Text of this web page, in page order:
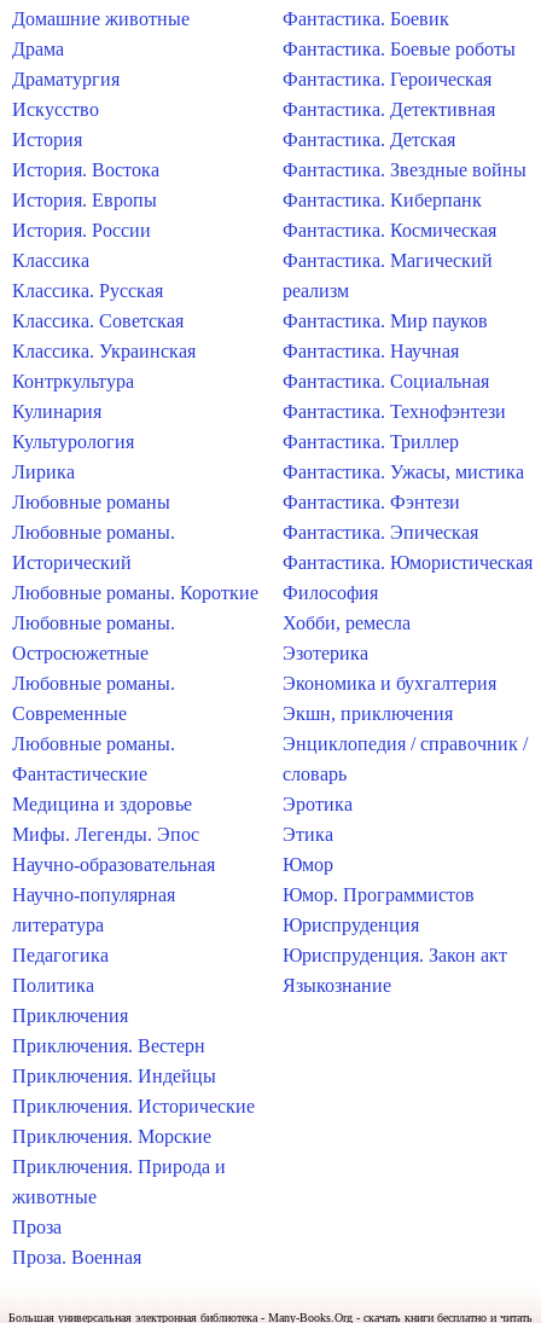
Домашние животные
Драма
Драматургия
Искусство
История
История. Востока
История. Европы
История. России
Классика
Классика. Русская
Классика. Советская
Классика. Украинская
Контркультура
Кулинария
Культурология
Лирика
Любовные романы
Любовные романы.
Исторический
Любовные романы. Короткие
Любовные романы.
Остросюжетные
Любовные романы.
Современные
Любовные романы.
Фантастические
Медицина и здоровье
Мифы. Легенды. Эпос
Научно-образовательная
Научно-популярная
литература
Педагогика
Политика
Приключения
Приключения. Вестерн
Приключения. Индейцы
Приключения. Исторические
Приключения. Морские
Приключения. Природа и
животные
Проза
Проза. Военная
Фантастика. Боевик
Фантастика. Боевые роботы
Фантастика. Героическая
Фантастика. Детективная
Фантастика. Детская
Фантастика. Звездные войны
Фантастика. Киберпанк
Фантастика. Космическая
Фантастика. Магический
реализм
Фантастика. Мир пауков
Фантастика. Научная
Фантастика. Социальная
Фантастика. Технофэнтези
Фантастика. Триллер
Фантастика. Ужасы, мистика
Фантастика. Фэнтези
Фантастика. Эпическая
Фантастика. Юмористическая
Философия
Хобби, ремесла
Эзотерика
Экономика и бухгалтерия
Экшн, приключения
Энциклопедия / справочник /
словарь
Эротика
Этика
Юмор
Юмор. Программистов
Юриспруденция
Юриспруденция. Закон акт
Языкознание
Большая универсальная электронная библиотека - Many-Books.Org - скачать книги бесплатно и читать